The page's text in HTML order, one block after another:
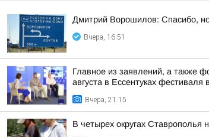
Дмитрий Ворошилов: Спасибо,
Вчера, 16:51
Главное из заявлений, а также
августа в Ессентуках
Вчера, 21:15
В четырех округах Ставрополья